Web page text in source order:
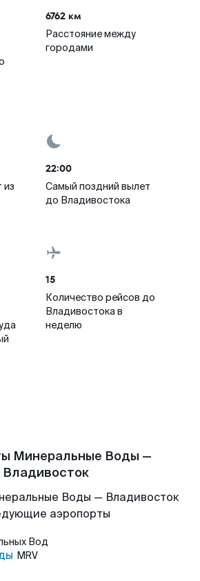
6762 км
Расстояние между
городами
из
22:00
Самый поздний вылет
до Владивостока
15
Количество рейсов до
Владивостока в
неделю
Минеральные Воды —
Владивосток
Воды — Владивосток
аэропорты
Вод
MRV